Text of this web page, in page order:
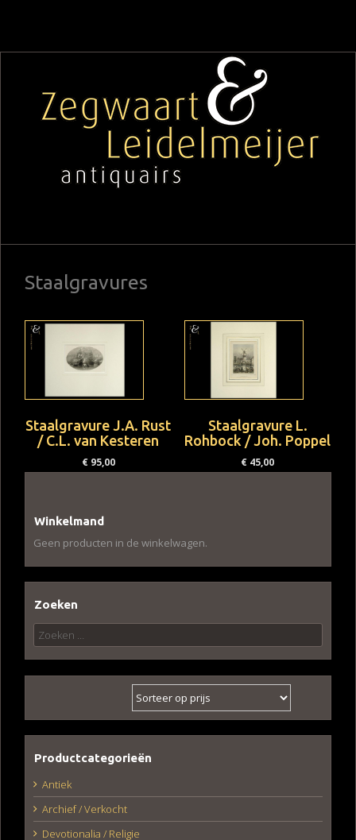
Staalgravures
Staalgravure J.A. Rust
/ C.L. van Kesteren
€95,00
Staalgravure L.
Rohbock / Joh. Poppel
€ 45,00
Winkelmand
Geen producten in de winkelwagen.
Zoeken
Zoeken
naar:
Productcategorieën
Antiek
Archief / Verkocht
Devotionalia / Religie